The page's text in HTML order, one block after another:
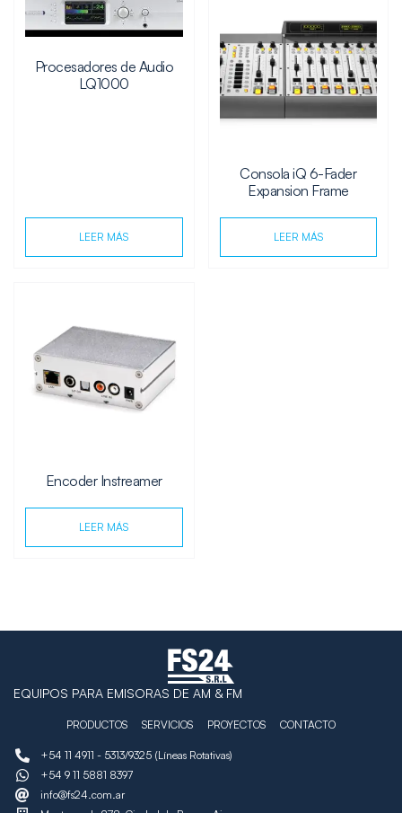
Procesadores de Audio
LQ1000
LEER MÁS
Consola iQ 6-Fader
Expansion Frame
LEER MÁS
Encoder Instreamer
LEER MÁS
EQUIPOS PARA EMISORAS DE AM & FM
PRODUCTOS SERVICIOS PROYECTOS CONTACTO
+54 11 4911 - 5313/9325 (Líneas Rotativas)
+54 9 11 5881 8397
info@fs24.com.ar